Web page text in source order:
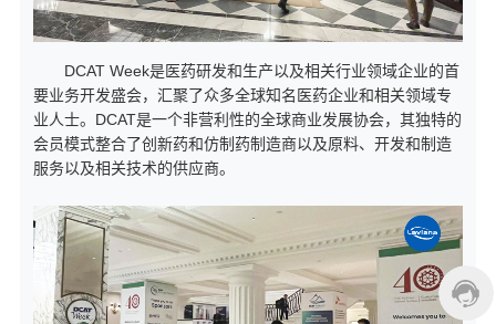
DCAT Week是医药研发和生产以及相关行业领域企业的首
要业务开发盛会，汇聚了众多全球知名医药企业和相关领域专
业人士。DCAT是一个非营利性的全球商业发展协会，其独特的
会员模式整合了创新药和仿制药制造商以及原料、开发和制造
服务以及相关技术的供应商。